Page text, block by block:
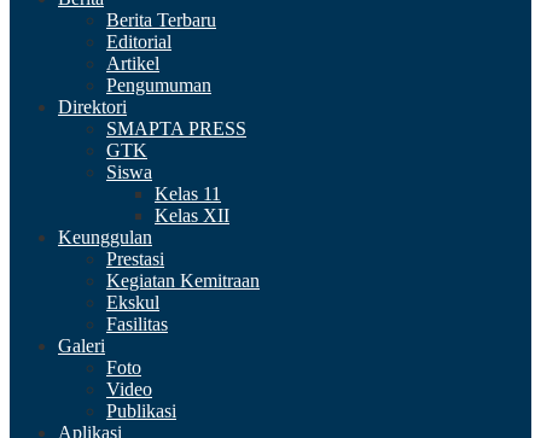
Berita Terbaru
Editorial
Artikel
Pengumuman
Direktori
SMAPTA PRESS
GTK
Siswa
Kelas 11
Kelas XII
Keunggulan
Prestasi
Kegiatan Kemitraan
Ekskul
Fasilitas
Galeri
Foto
Video
Publikasi
Aplikasi